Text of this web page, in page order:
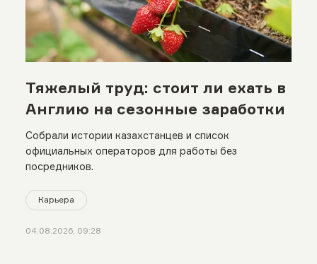
Тяжелый труд: стоит ли ехать в
Англию на сезонные заработки
Собрали истории казахстанцев и список
официальных операторов для работы без
посредников.
Карьера
04.08.2026, 09:28